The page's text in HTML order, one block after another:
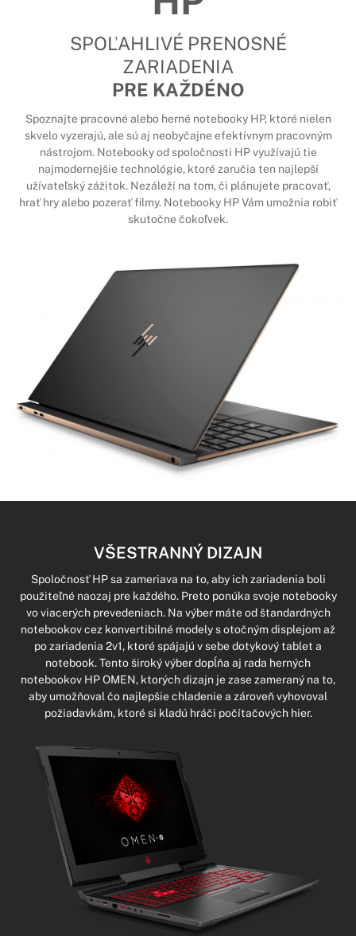
SPOĽAHLIVÉ PRENOSNÉ
ZARIADENIA
PRE KAŽDÉNO
Spoznajte pracovné alebo herné notebooky HP, ktoré nielen
skvelo vyzerajú, ale sú aj neobyčajne efektívnym pracovným
nástrojom. Notebooky od spoločnosti HP využívajú tie
najmodernejšie technológie, ktoré zaručia ten najlepší
užívateľský zážitok. Nezáleží na tom, či plánujete pracovať,
hrať hry alebo pozerať filmy. Notebooky HP Vám umožnia robiť
skutočne čokoľvek.
VŠESTRANNÝ DIZAJN
Spoločnosť HP sa zameriava na to, aby ich zariadenia boli
použiteľné naozaj pre každého. Preto ponúka svoje notebooky
vo viacerých prevedeniach. Na výber máte od štandardných
notebookov cez konvertibilné modely s otočným displejom až
po zariadenia 2v1, ktoré spájajú v sebe dotykový tablet a
notebook. Tento široký výber dopĺňa aj rada herných
notebookov HP OMEN, ktorých dizajn je zase zameraný na to,
aby umožňoval čo najlepšie chladenie a zároveň vyhovoval
požiadavkám, ktoré si kladú hráči počítačových hier.